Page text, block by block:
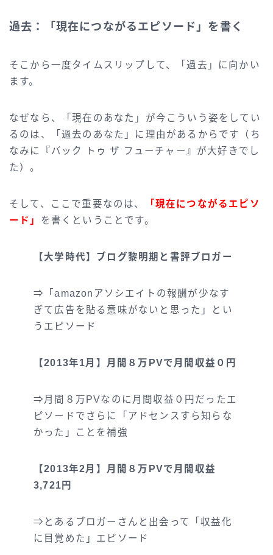
過去：「現在につながるエピソード」を書く
そこから一度タイムスリップして、「過去」に向かい
ます。
なぜなら、「現在のあなた」が今こういう姿をしてい
るのは、「過去のあなた」に理由があるからです（ち
なみに『バック トゥ ザ フューチャー』が大好きでし
た）。
そして、ここで重要なのは、
「現在につながるエピソ
ード」 を書くということです。
【大学時代】ブログ黎明期と書評ブロガー
⇒「amazonアソシエイトの報酬が少なす
ぎて広告を貼る意味がないと思った」とい
うエピソード
【2013年1月】月間８万PVで月間収益０円
⇒月間８万PVなのに月間収益０円だったエ
ピソードでさらに「アドセンスすら知らな
かった」ことを補強
【2013年2月】月間８万PVで月間収益
3,721円
⇒とあるブロガーさんと出会って「収益化
に目覚めた」エピソード